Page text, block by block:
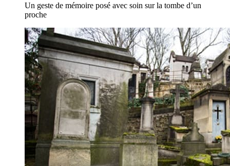
Un geste de mémoire posé avec soin sur la tombe d’un
proche